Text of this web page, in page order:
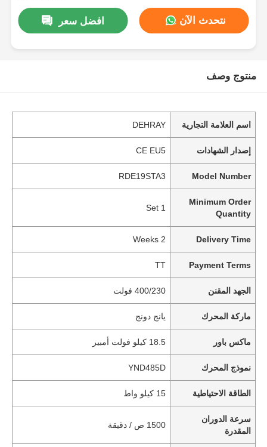
افضل سعر نتحدث الآن
منتوج وصف
اسم العلامة التجارية DEHRAY
إصدار الشهادات CE EU5
Model Number
RDE19STA3
Minimum Order
Quantity
1 Set
Delivery Time
2 Weeks
Payment Terms
TT
الجهد المقنن 400/230 فولت
ماركة المحرك يانج دونج
ماكس باور 18.5 كيلو فولت أمبير
نموذج المحرك YND485D
الطاقة الاحتياطية 15 كيلو واط
سرعة الدوران
المقدرة
1500 ص / دقيقة